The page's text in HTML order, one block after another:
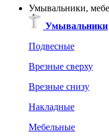
Умывальники,
Умывальники
Подвесные
Врезные сверху
Врезные снизу
Накладные
Мебельные